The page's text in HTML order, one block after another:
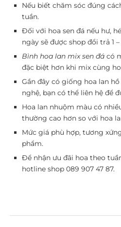
Nếu biết chăm sóc đúng
tuần.
Đối với hoa sen đá nếu hư,
ngày sẽ được shop đổi trả 1 –
Bình hoa lan mix sen đá có
đặc biệt hơn khi mix cùng
Gần đây có giống hoa lan
nghệ, bạn có thể liên hệ để
Hoa lan nhuộm màu có
thường cao hơn so với hoa
Mức giá phù hợp, tương
phẩm.
Để nhận ưu đãi hoa theo
hotline shop 089 907 47 87.